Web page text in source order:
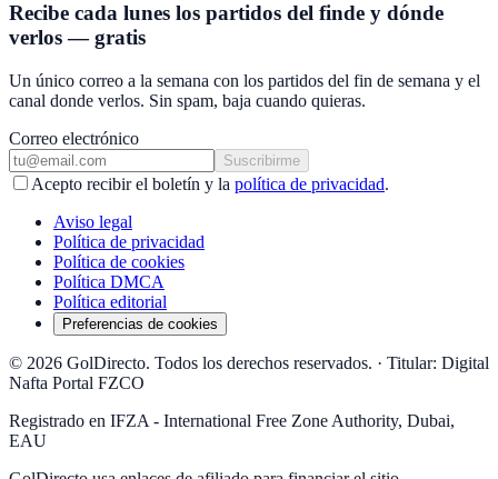
Recibe cada lunes los partidos del finde y dónde
verlos — gratis
Un único correo a la semana con los partidos del fin de semana y el
canal donde verlos. Sin spam, baja cuando quieras.
Correo electrónico
Suscribirme
Acepto recibir el boletín y la política de privacidad.
Aviso legal
Política de privacidad
Política de cookies
Política DMCA
Política editorial
Preferencias de cookies
© 2026 GolDirecto. Todos los derechos reservados. · Titular: Digital
Nafta Portal FZCO
Registrado en IFZA - International Free Zone Authority, Dubai,
EAU